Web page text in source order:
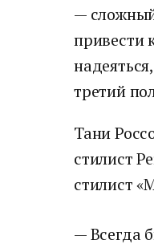
—
привести
третий
Тани
стилист
стилист
— Всегда